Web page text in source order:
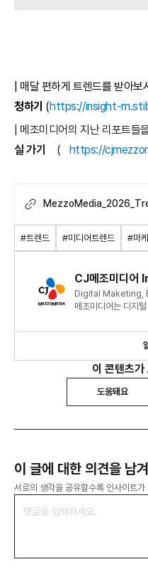
| 매달 편하게 트렌드를 받아보
청하기 (https://insight-
| 메조미디어의 지난 리포트들
실 가기
( https://
#트렌드 #미디어트렌드 #마
CJ메조미디어
Digital Maketing,
메조미디어는 디지
이 콘텐츠
도움돼요
이 글에 대한 의견을 남
서로의 생각을 공유할수록 인사이트가